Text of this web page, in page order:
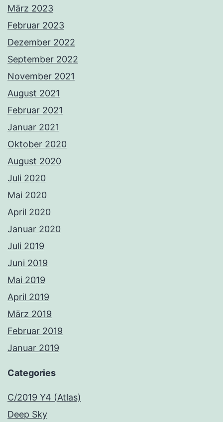
März 2023
Februar 2023
Dezember 2022
September 2022
November 2021
August 2021
Februar 2021
Januar 2021
Oktober 2020
August 2020
Juli 2020
Mai 2020
April 2020
Januar 2020
Juli 2019
Juni 2019
Mai 2019
April 2019
März 2019
Februar 2019
Januar 2019
Categories
C/2019 Y4 (Atlas)
Deep Sky